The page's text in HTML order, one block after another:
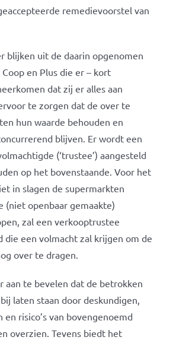
remedievoorstel van
blijken uit de daarin opgenomen
en Plus die er – kort
dat zij er alles aan
te zorgen dat de over te
hun waarde behouden en
blijven. Er wordt een
(‘trustee’) aangesteld
op het bovenstaande. Voor het
in slagen de supermarkten
(niet openbaar gemaakte)
zal een verkooptrustee
die een volmacht zal krijgen om de
over te dragen.
aan te bevelen dat de betrokken
laten staan door deskundigen,
en risico’s van bovengenoemd
overzien. Tevens biedt het